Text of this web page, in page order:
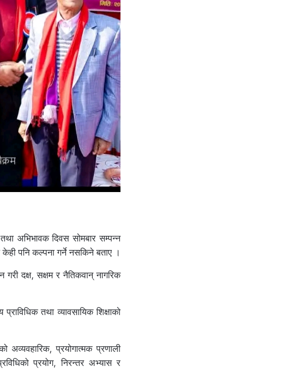
अभिभावक दिवस सोमबार सम्पन्न
केही पनि कल्पना गर्ने नसकिने बताए ।
गरी दक्ष, सक्षम र नैतिकवान् नागरिक
तथा व्यावसायिक शिक्षाको
अव्यवहारिक, प्रयोगात्मक प्रणाली
प्रयोग, निरन्तर अभ्यास र